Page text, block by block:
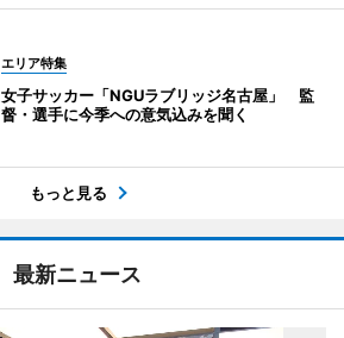
エリア特集
女子サッカー「NGUラブリッジ名古屋」 監
督・選手に今季への意気込みを聞く
もっと見る
最新ニュース